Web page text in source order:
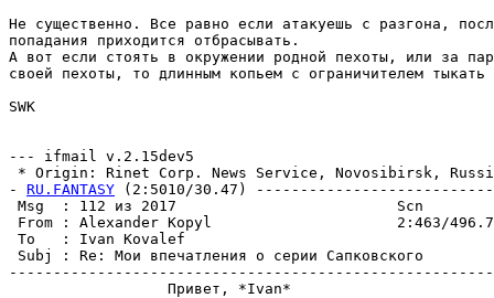
Не существенно. Все равно если атакуешь с разгона,
попадания приходится отбрасывать.
А вот если стоять в окружении родной пехоты, или за
своей пехоты, то длинным копьем с ограничителем
SWK
--- ifmail v.2.15dev5
* Origin: Rinet Corp. News Service, Novosibirsk,
- RU.FANTASY (2:5010/30.47)
Msg  : 112 из 2017                         Scn
From : Alexander Kopyl                     2:463/
To   : Ivan Kovalef
Subj : Re: Мои впечатления о серии Сапковского
                  Привет, *Ivan*